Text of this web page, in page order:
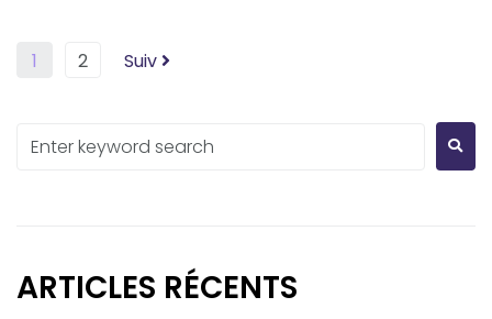
1 2 Suiv
ARTICLES RÉCENTS